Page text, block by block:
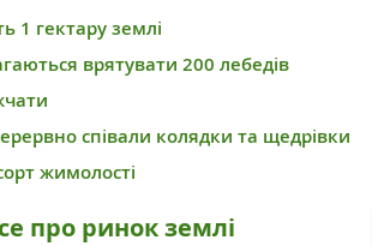
1 гектару землі
врятувати 200 лебедів
співали колядки та щедрівки
жимолості
про ринок землі